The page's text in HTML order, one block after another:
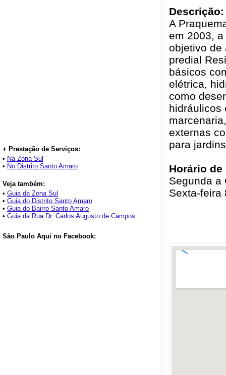
+ Prestação de Serviços:
• Na Zona Sul
• No Distrito Santo Amaro
Veja também:
• Guia da Zona Sul
• Guia do Distrito Santo Amaro
• Guia do Bairro Santo Amaro
• Guia da Rua Dr. Carlos Augusto de Campos
São Paulo Aqui no Facebook:
Descrição:
A
em 2003,
objetivo de
predial
básicos
elétrica,
como
hidráulicos
externas
para
Horário
Segunda a
Sexta-feira